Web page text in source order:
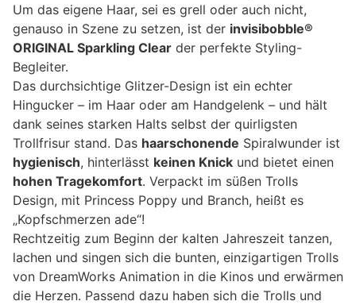
Um das eigene Haar, sei es grell oder auch nicht,
genauso in Szene zu setzen, ist der invisibobble®
ORIGINAL Sparkling Clear der perfekte Styling-
Begleiter.
Das durchsichtige Glitzer-Design ist ein echter
Hingucker – im Haar oder am Handgelenk – und hält
dank seines starken Halts selbst der quirligsten
Trollfrisur stand. Das haarschonende Spiralwunder ist
hygienisch, hinterlässt keinen Knick und bietet einen
hohen Tragekomfort. Verpackt im süßen Trolls
Design, mit Princess Poppy und Branch, heißt es
„Kopfschmerzen ade“!
Rechtzeitig zum Beginn der kalten Jahreszeit tanzen,
lachen und singen sich die bunten, einzigartigen Trolls
von DreamWorks Animation in die Kinos und erwärmen
die Herzen. Passend dazu haben sich die Trolls und